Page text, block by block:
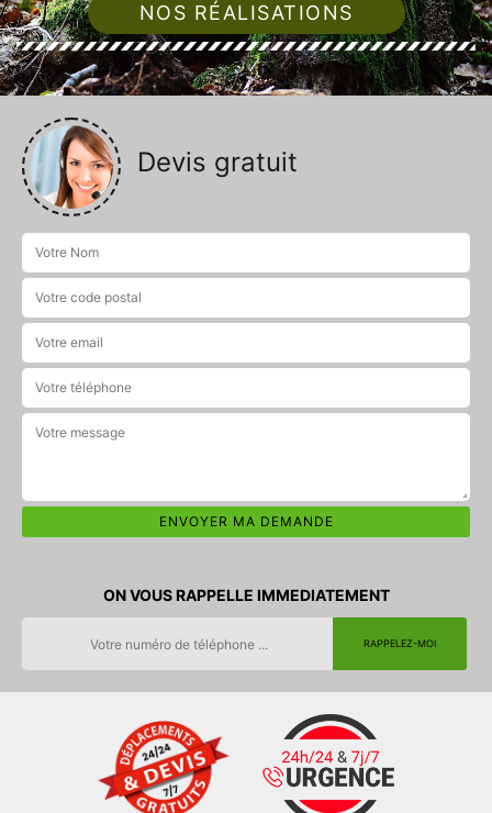
NOS RÉALISATIONS
Devis gratuit
ON VOUS RAPPELLE IMMEDIATEMENT